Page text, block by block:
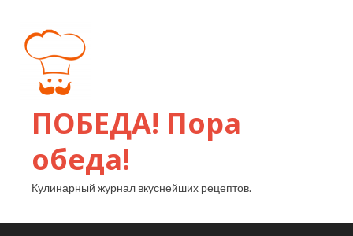
ПОБЕДА! Пора
обеда!
Кулинарный журнал вкуснейших рецептов.